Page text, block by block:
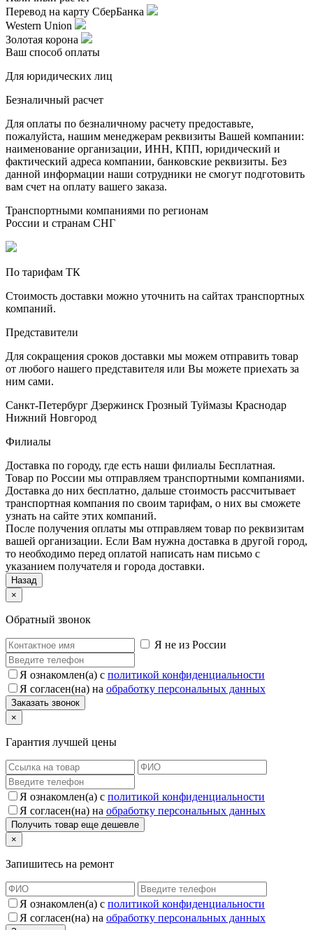
Перевод на карту СберБанка
Western Union
Золотая корона
Ваш способ оплаты
Для юридических лиц
Безналичный расчет
Для оплаты по безналичному расчету предоставьте,
пожалуйста, нашим менеджерам реквизиты Вашей компании:
наименование организации, ИНН, КПП, юридический и
фактический адреса компании, банковские реквизиты. Без
данной информации наши сотрудники не смогут подготовить
вам счет на оплату вашего заказа.
Транспортными компаниями по регионам
России и странам СНГ
По тарифам ТК
Стоимость доставки можно уточнить на сайтах транспортных
компаний.
Представители
Для сокращения сроков доставки мы можем отправить товар
от любого нашего представителя или Вы можете приехать за
ним сами.
Санкт-Петербург Дзержинск Грозный Туймазы Краснодар
Нижний Новгород
Филиалы
Доставка по городу, где есть наши филиалы Бесплатная.
Товар по России мы отправляем транспортными компаниями.
Доставка до них бесплатно, дальше стоимость рассчитывает
транспортная компания по своим тарифам, о них вы сможете
узнать на сайте этих компаний.
После получения оплаты мы отправляем товар по реквизитам
вашей организации. Если Вам нужна доставка в другой город,
то необходимо перед оплатой написать нам письмо с
указанием получателя и города доставки.
Назад
×
Обратный звонок
Я не из России
Я ознакомлен(а) с политикой конфиденциальности
Я согласен(на) на обработку персональных данных
×
Гарантия лучшей цены
Я ознакомлен(а) с политикой конфиденциальности
Я согласен(на) на обработку персональных данных
×
Запишитесь на ремонт
Я ознакомлен(а) с политикой конфиденциальности
Я согласен(на) на обработку персональных данных